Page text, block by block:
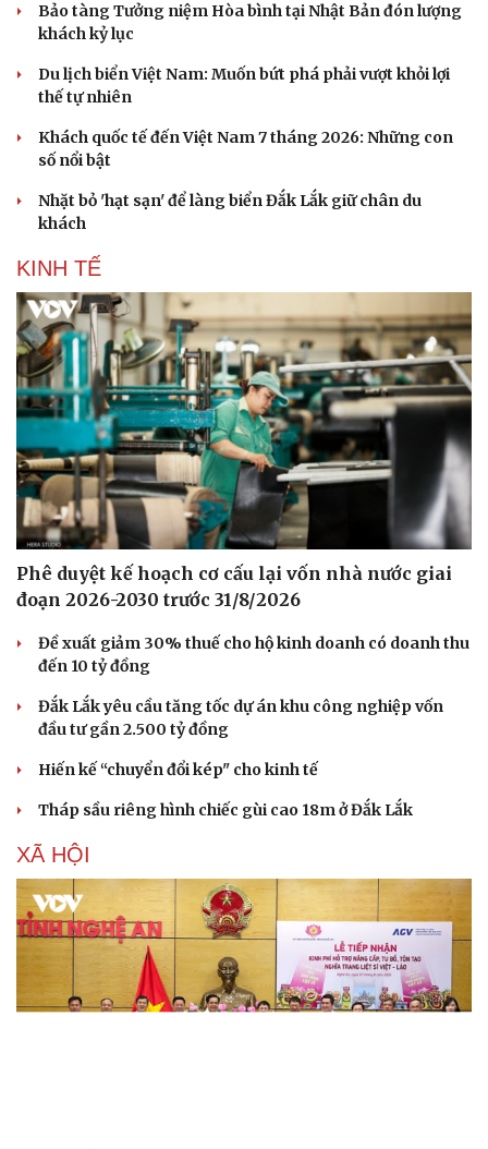
Bảo tàng Tưởng niệm Hòa bình tại Nhật Bản đón lượng
khách kỷ lục
Du lịch biển Việt Nam: Muốn bứt phá phải vượt khỏi lợi
thế tự nhiên
Khách quốc tế đến Việt Nam 7 tháng 2026: Những con
số nổi bật
Nhặt bỏ 'hạt sạn' để làng biển Đắk Lắk giữ chân du
khách
KINH TẾ
Phê duyệt kế hoạch cơ cấu lại vốn nhà nước giai
đoạn 2026-2030 trước 31/8/2026
Đề xuất giảm 30% thuế cho hộ kinh doanh có doanh thu
đến 10 tỷ đồng
Đắk Lắk yêu cầu tăng tốc dự án khu công nghiệp vốn
đầu tư gần 2.500 tỷ đồng
Hiến kế “chuyển đổi kép" cho kinh tế
Tháp sầu riêng hình chiếc gùi cao 18m ở Đắk Lắk
XÃ HỘI